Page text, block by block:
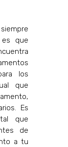
que
los
que
Es
que
de
a tu